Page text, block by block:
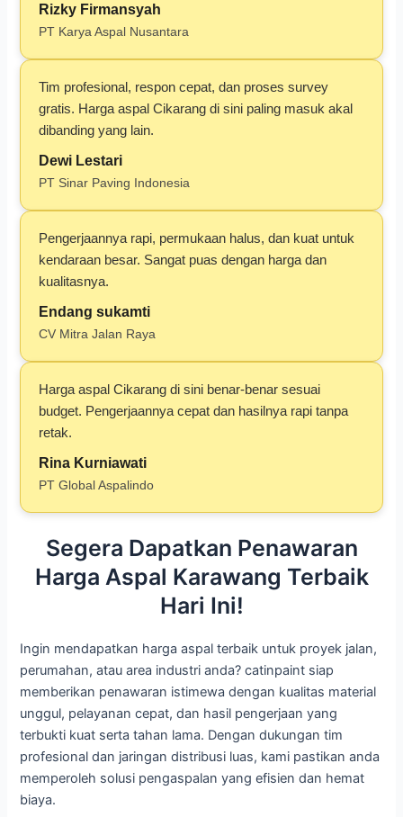
Rizky Firmansyah
PT Karya Aspal Nusantara
Tim profesional, respon cepat, dan proses survey
gratis. Harga aspal Cikarang di sini paling masuk akal
dibanding yang lain.
Dewi Lestari
PT Sinar Paving Indonesia
Pengerjaannya rapi, permukaan halus, dan kuat untuk
kendaraan besar. Sangat puas dengan harga dan
kualitasnya.
Endang sukamti
CV Mitra Jalan Raya
Harga aspal Cikarang di sini benar-benar sesuai
budget. Pengerjaannya cepat dan hasilnya rapi tanpa
retak.
Rina Kurniawati
PT Global Aspalindo
Segera Dapatkan Penawaran
Harga Aspal Karawang Terbaik
Hari Ini!
Ingin mendapatkan harga aspal terbaik untuk proyek jalan,
perumahan, atau area industri anda? catinpaint siap
memberikan penawaran istimewa dengan kualitas material
unggul, pelayanan cepat, dan hasil pengerjaan yang
terbukti kuat serta tahan lama. Dengan dukungan tim
profesional dan jaringan distribusi luas, kami pastikan anda
memperoleh solusi pengaspalan yang efisien dan hemat
biaya.